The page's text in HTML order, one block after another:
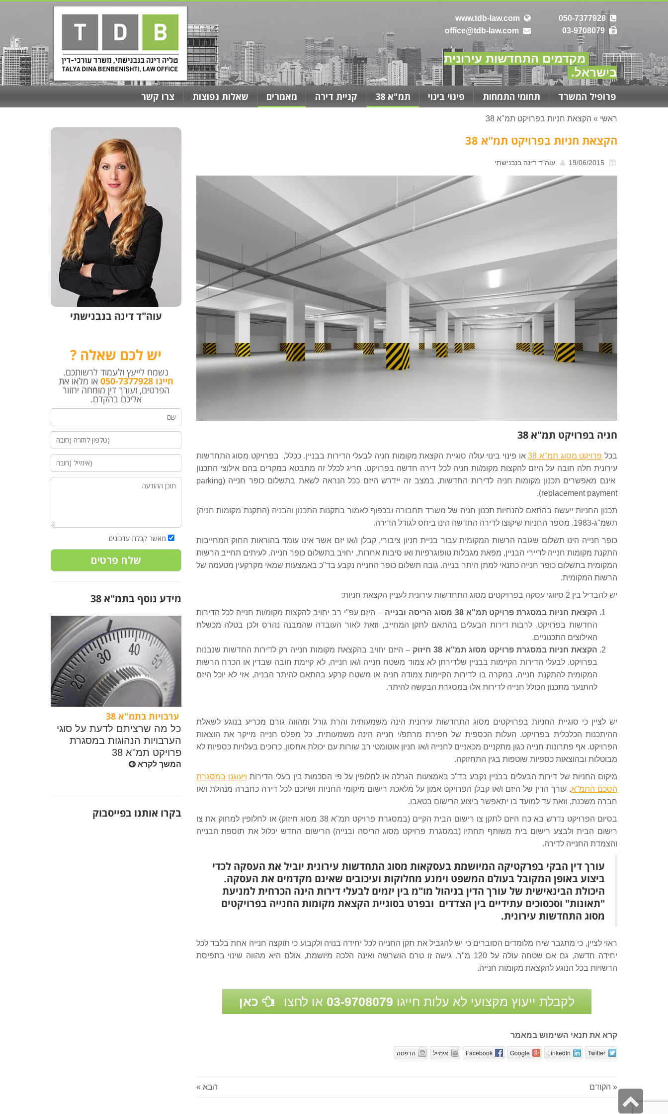
050-7377928
03-9708079
www.tdb-law.com
office@tdb-law.com
.
מקדמים התחדשות עירונית
בישראל.
פרופיל המשרד תחומי התמחות פינוי בינוי תמ"א 38 קניית דירה מאמרים שאלות נפוצות צרו קשר
ראשי » הקצאת חניות בפרויקט תמ"א 38
הקצאת חניות בפרויקט תמ"א 38
עוה"ד דינה בנבנישתי
חניה בפרויקט תמ"א 38
בכל פרויקט מסוג תמ"א 38
או פינוי בינוי עולה סוגיית הקצאת מקומות חניה לבעלי הדירות בבניין. ככלל, בפרויקט מסוג התחדשות
עירונית חלה חובה על היזם להקצות מקומ/ות חניה לכל דירה חדשה בפרויקט. חריג לכלל זה מתבטא במקרים בהם אילוצי התכנון
אינם מאפשרים תכנון מקומות חניה לדירות החדשות, במצב זה יידרש היזם ככל הנראה לשאת בתשלום כופר חנייה (parking
replacement payment).
תכנון החניות ייעשה בהתאם להנחיות תכנון חניה של משרד תחבורה ובכפוף לאמור בתקנות התכנון והבניה (התקנת מקומות חניה)
תשמ"ג-1983. מספר החניות שיקוצו לדירה החדשה הינו ביחס לגודל הדירה.
כופר חנייה הינו תשלום שגובה הרשות המקומית עבור בניית חניון ציבורי. קבלן ו/או יזם אשר אינו עומד בהוראות החוק המחייבות
התקנת מקומות חנייה לדיירי הבניין, מפאת מגבלות טופוגרפיות ואו סיבות אחרות, יחויב בתשלום כופר חנייה. לעיתים תחייב הרשות
המקומית בתשלום כופר חנייה כתנאי למתן היתר בנייה. גובה תשלום כופר החנייה נקבע בד"כ באמצעות שמאי מקרקעין מטעמה של
הרשות המקומית.
יש להבדיל בין 2 סיווגי עסקה בפרויקטים מסוג התחדשות עירונית לעניין הקצאת חניות:
הקצאת חניות במסגרת פרויקט תמ"א 38 מסוג הריסה ובנייה
– היזם עפ"י רב יחויב להקצות מקומ/ות חנייה לכל הדירות
החדשות בפרויקט, לרבות דירות הבעלים בהתאם לתקן המחייב, וזאת לאור העובדה שהמבנה נהרס ולכן בטלה מכשלת
האילוצים התכנוניים.
הקצאת חניות במסגרת פרויקט מסוג תמ"א 38 חיזוק
– היזם יחויב בהקצאת מקומות חנייה רק לדירות החדשות שנבנות
בפרויקט. לבעלי הדירות הקיימות בבניין שלדירתן לא צמוד משטח חנייה ו/או חנייה, לא קיימת חובה שבדין או הכרח הרשות
המקומית להתקנת חנייה. במקרה בו לדירות הקיימות צמודה חניה או משטח קרקע בהתאם להיתר הבניה, אזי לא יוכל היזם
להתנער מתכנון הכולל חנייה לדירות אלו במסגרת הבקשה להיתר.
יש לציין כי סוגיית החניות בפרויקטים מסוג התחדשות עירונית הינה משמעותית והרת גורל ומהווה גורם מכריע בנוגע לשאלת
ההיתכנות הכלכלית בפרויקט. העלות הכספית של חפירת מרתפ/י חנייה הינה משמעותית. כל מפלס חנייה מייקר את הוצאות
הפרויקט. אף פתרונות חנייה כגון מתקניים מכאניים לחנייה ו/או חניון אוטומטי רב שורות עם יכולת אחסון, כרוכים בעלויות כספיות לא
מבוטלות ובהוצאות כספיות שוטפות בגין התחזוקה.
מיקום החניות של דירות הבעלים בבניין נקבע בד"כ באמצעות הגרלה או לחלופין על פי הסכמות בין בעלי הדירות ויעוגנו במסגרת
הסכם התמ"א. עורך הדין של היזם ו/או קבלן הפרויקט אמון על מלאכת רישום מיקומי החניות ושיוכם לכל דירה כחברה מנהלת ו/או
חברה משכנת, וזאת עד למועד בו יתאפשר ביצוע הרישום בטאבו.
בסיום הפרויקט נדרש בא כח היזם לתקן צו רישום הבית הקיים (במסגרת פרויקט תמ"א 38
מסוג חיזוק) או לחלופין למחוק את צו
רישום הבית ולבצע רישום בית משותף תחתיו (במסגרת פרויקט מסוג הריסה ובנייה) הרישום החדש יכלול את תוספת הבנייה
והצמדת החנייה לדירה.
עורך דין הבקי בפרקטיקה המיושמת בעסקאות מסוג התחדשות עירונית יוביל את העסקה לכדי
ביצוע באופן המקובל בעולם המשפט וימנע מחלוקות ועיכובים שאינם מקדמים את העסקה.
היכולת הבינאישית של עורך הדין בניהול מו"מ בין יזמים לבעלי דירות הינה הכרחית למניעת
"תאונות" וסכסוכים עתידיים בין הצדדים ובפרט בסוגיית הקצאת מקומות החנייה בפרויקטים
מסוג התחדשות עירונית.
ראוי לציין, כי מתגבר שיח מלומדים הסוברים כי יש להגביל את תקן החנייה לכל יחידה בנויה ולקבוע כי תוקצה חנייה אחת בלבד לכל
יחידה חדשה, גם אם שטחה עולה על 120 מ"ר. גישה זו טרם הושרשה ואינה הלכה מיושמת, אולם היא מהווה שינוי בתפיסת
הרשויות בכל הנוגע להקצאת מקומות חנייה.
לקבלת ייעוץ מקצועי לא עלות חייגו 03-9708079 או לחצו כאן
קרא את תנאי השימוש במאמר
Twitter
LinkedIn
Google
Facebook אימייל הדפסה
« הקודם הבא »
עוה"ד דינה בנבנישתי
יש לכם שאלה ?
נשמח לייעץ ולעמוד לרשותכם.
חייגו 050-7377928 או מלאו את
הפרטים, ועורך דין מומחה יחזור
אליכם בהקדם.
מאשר קבלת עדכונים
מידע נוסף בתמ"א 38
ערבויות בתמ"א 38
כל מה שרציתם לדעת על סוגי
הערבויות הנהוגות במסגרת
פרויקט תמ"א 38
המשך לקרא
בקרו אותנו בפייסבוק